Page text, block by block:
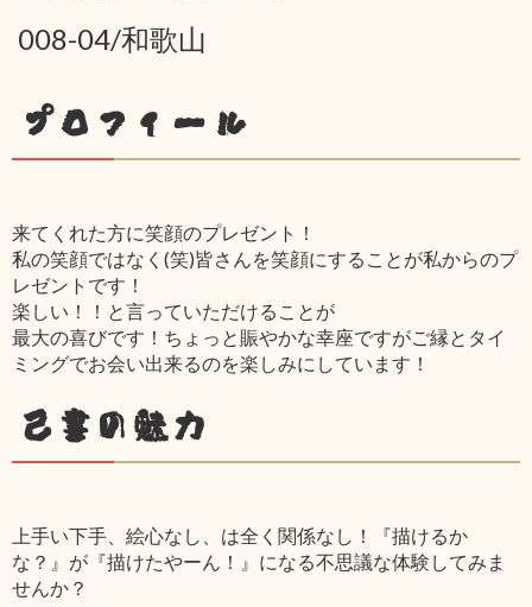
008-04/和歌山
プロフィール
来てくれた方に笑顔のプレゼント！
私の笑顔ではなく(笑)皆さんを笑顔にすることが私からのプ
レゼントです！
楽しい！！と言っていただけることが
最大の喜びです！ちょっと賑やかな幸座ですがご縁とタイ
ミングでお会い出来るのを楽しみにしています！
己書の魅力
上手い下手、絵心なし、は全く関係なし！『描けるか
な？』が『描けたやーん！』になる不思議な体験してみま
せんか？